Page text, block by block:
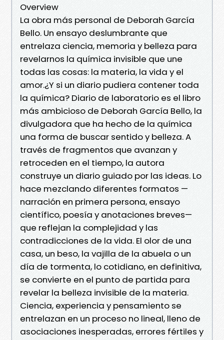
Overview
La obra más personal de Deborah García
Bello. Un ensayo deslumbrante que
entrelaza ciencia, memoria y belleza para
revelarnos la química invisible que une
todas las cosas: la materia, la vida y el
amor.¿Y si un diario pudiera contener toda
la química? Diario de laboratorio es el libro
más ambicioso de Deborah García Bello, la
divulgadora que ha hecho de la química
una forma de buscar sentido y belleza. A
través de fragmentos que avanzan y
retroceden en el tiempo, la autora
construye un diario guiado por las ideas. Lo
hace mezclando diferentes formatos —
narración en primera persona, ensayo
científico, poesía y anotaciones breves—
que reflejan la complejidad y las
contradicciones de la vida. El olor de una
casa, un beso, la vajilla de la abuela o un
día de tormenta, lo cotidiano, en definitiva,
se convierte en el punto de partida para
revelar la belleza invisible de la materia.
Ciencia, experiencia y pensamiento se
entrelazan en un proceso no lineal, lleno de
asociaciones inesperadas, errores fértiles y